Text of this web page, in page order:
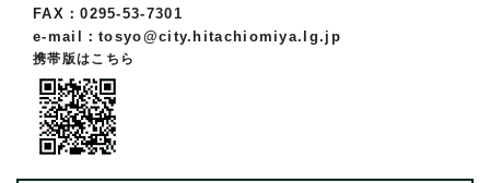
FAX：0295-53-7301
e-mail：tosyo@city.hitachiomiya.lg.jp
携帯版はこちら